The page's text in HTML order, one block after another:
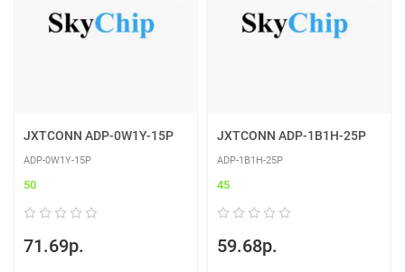
JXTCONN ADP-0W1Y-15P
ADP-0W1Y-15P
50
71.69р.
JXTCONN ADP-1B1H-25P
ADP-1B1H-25P
45
59.68р.